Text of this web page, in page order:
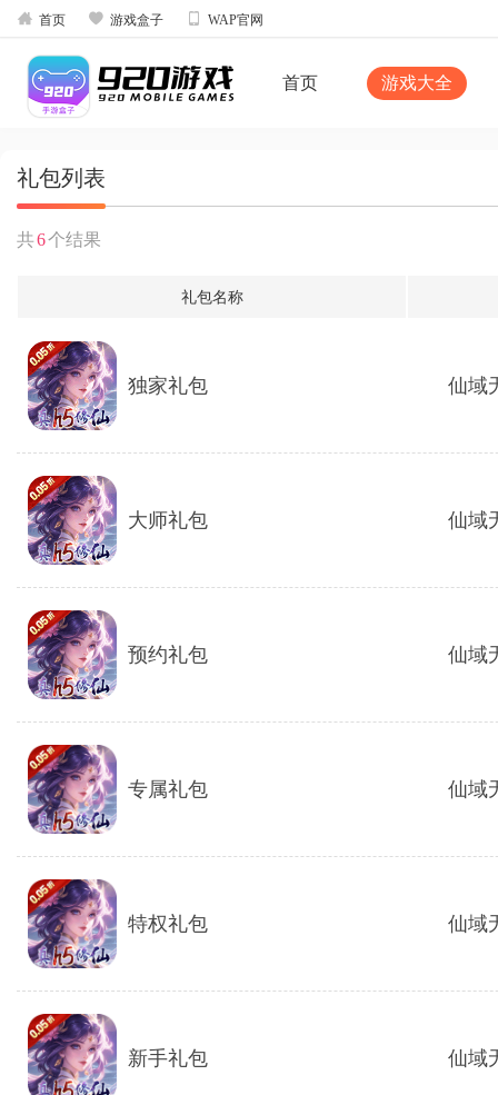
 首页  游戏盒子  WAP官网
首页 游戏大全
礼包列表
共6个结果
礼包名称
独家礼包 仙域
大师礼包 仙域
预约礼包 仙域
专属礼包 仙域
特权礼包 仙域
新手礼包 仙域